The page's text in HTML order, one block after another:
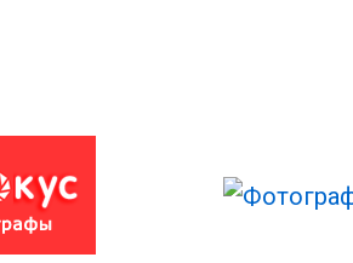
съемка
на Самуи